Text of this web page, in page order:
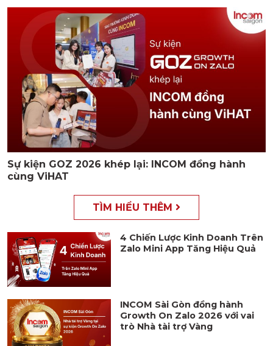
Sự kiện GOZ 2026 khép lại: INCOM đồng hành
cùng ViHAT
TÌM HIỂU THÊM
4 Chiến Lược Kinh Doanh Trên
Zalo Mini App Tăng Hiệu Quả
INCOM Sài Gòn đồng hành
Growth On Zalo 2026 với vai
trò Nhà tài trợ Vàng